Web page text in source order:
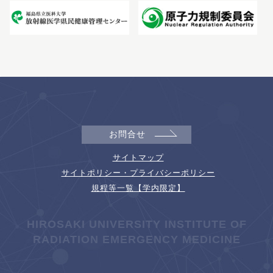
お問合せ
サイトマップ
サイトポリシー・プライバシーポリシー
規程等一覧【学内限定】
HIROSAKI UNIVERSITY INSTITUTE OF
RADIATION EMERGENCY MEDICINE